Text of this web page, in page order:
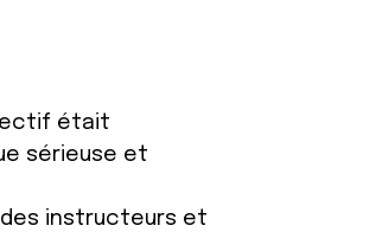
était
sérieuse et
des instructeurs et